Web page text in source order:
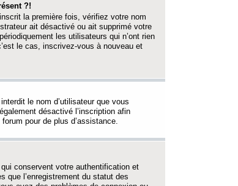
?!
la première fois, vérifiez votre nom
ait désactivé ou ait supprimé votre
les utilisateurs qui n’ont rien
le cas, inscrivez-vous à nouveau et
le nom d’utilisateur que vous
désactivé l’inscription afin
pour de plus d’assistance.
conservent votre authentification et
que l’enregistrement du statut des